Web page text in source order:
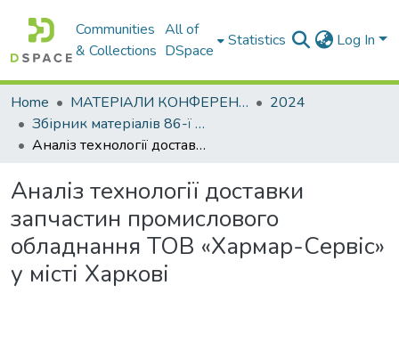
Communities
& Collections
All of
DSpace
Statistics Log In
Home МАТЕРІАЛИ КОНФЕРЕНЦІЙ
2024
Збірник матеріалів 86-ї Міжнародної студентської наукової конференції університету. Секція транспортних технологій
Аналіз технології доставки запчастин промислового обладнання ТОВ «Хармар-Сервіс» у місті Харкові
Аналіз технології доставки
запчастин промислового
обладнання ТОВ «Хармар-Сервіс»
у місті Харкові